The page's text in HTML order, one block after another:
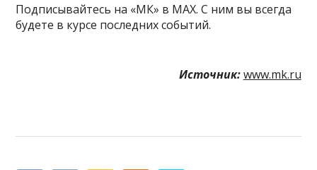
Подписывайтесь на «МК» в MAX. С ним вы всегда
будете в курсе последних событий.
Источник: www.mk.ru